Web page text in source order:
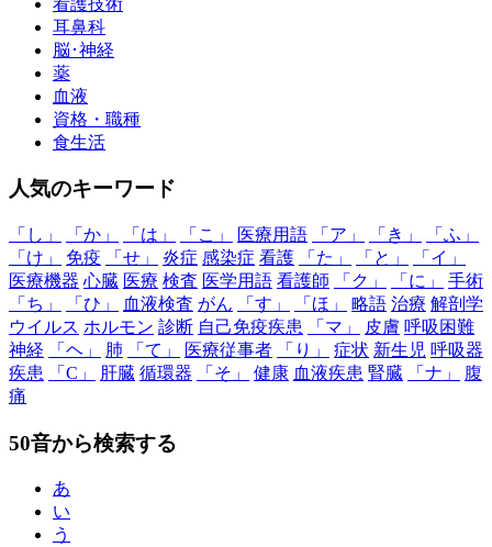
耳鼻科
脳･神経
薬
血液
資格・職種
食生活
人気のキーワード
「し」 「か」 「は」 「こ」 医療用語 「ア」 「き」
「ふ」
「け」
免疫 「せ」 炎症 感染症 看護 「た」 「と」
「イ」
医療機器 心臓 医療 検査 医学用語 看護師 「ク」 「に」
手術
「ち」
「ひ」 血液検査 がん 「す」 「ほ」 略語 治療 解剖学
ウイルス ホルモン 診断 自己免疫疾患 「マ」 皮膚 呼吸困難
神経
「ヘ」 肺 「て」 医療従事者 「り」 症状 新生児 呼吸器
疾患
「C」 肝臓 循環器 「そ」 健康 血液疾患 腎臓 「ナ」
腹
痛
50音から検索する
あ
い
う